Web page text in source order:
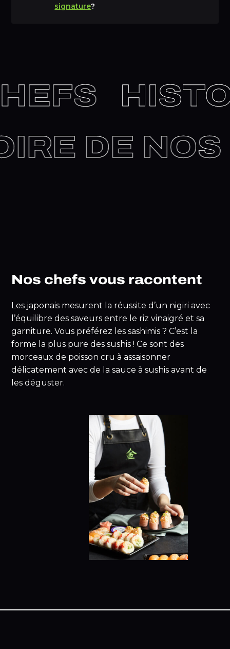
signature?
DE
Nos chefs vous racontent
Les japonais mesurent la réussite d’un nigiri avec
l’équilibre des saveurs entre le riz vinaigré et sa
garniture. Vous préférez les sashimis ? C’est la
forme la plus pure des sushis ! Ce sont des
morceaux de poisson cru à assaisonner
délicatement avec de la sauce à sushis avant de
les déguster.